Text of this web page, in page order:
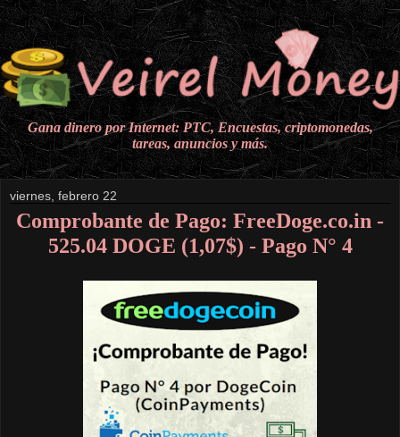
Gana dinero por Internet: PTC, Encuestas, criptomonedas,
tareas, anuncios y más.
viernes, febrero 22
Comprobante de Pago: FreeDoge.co.in -
525.04 DOGE (1,07$) - Pago N° 4